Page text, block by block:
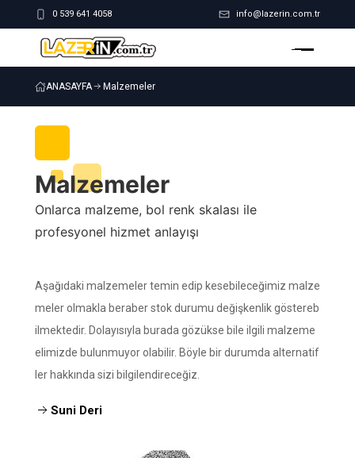
0 539 641 4058 info@lazerin.com.tr
ANASAYFA Malzemeler
Malzemeler
Onlarca malzeme, bol renk skalası ile
profesyonel hizmet anlayışı
Aşağıdaki malzemeler temin edip kesebileceğimiz malze
meler olmakla beraber stok durumu değişkenlik göstereb
ilmektedir. Dolayısıyla burada gözükse bile ilgili malzeme
elimizde bulunmuyor olabilir. Böyle bir durumda alternatif
ler hakkında sizi bilgilendireceğiz.
Suni Deri